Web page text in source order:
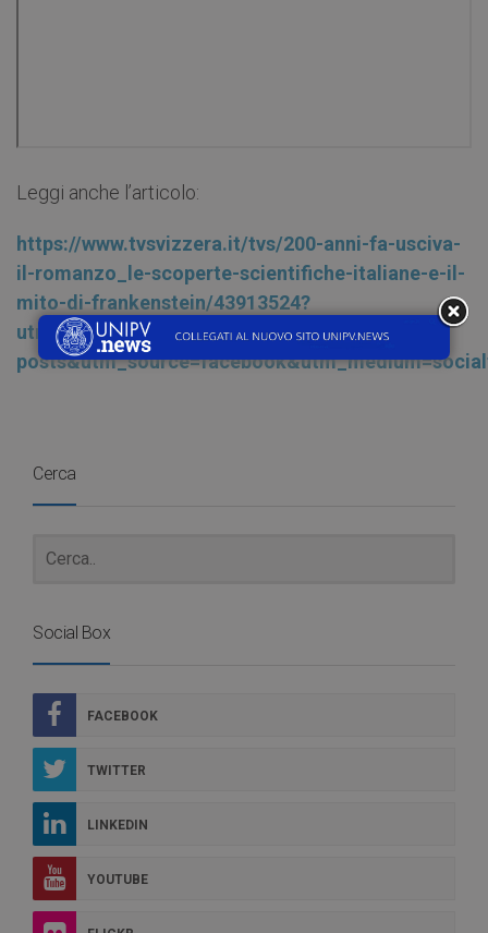
Leggi anche l’articolo:
https://www.tvsvizzera.it/tvs/200-anni-fa-usciva-
il-romanzo_le-scoperte-scientifiche-italiane-e-il-
mito-di-frankenstein/43913524?
utm_content=o&utm_campaign=own-
Cerca
Social Box
FACEBOOK
TWITTER
LINKEDIN
YOUTUBE